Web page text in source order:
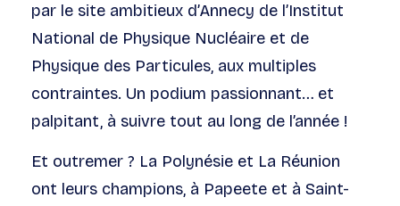
par le site ambitieux d’Annecy de l’Institut
National de Physique Nucléaire et de
Physique des Particules, aux multiples
contraintes. Un podium passionnant… et
palpitant, à suivre tout au long de l’année !
Et outremer ? La Polynésie et La Réunion
ont leurs champions, à Papeete et à Saint-